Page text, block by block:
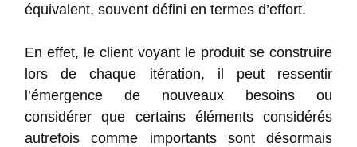
équivalent, souvent défini en termes d’effort.
En effet, le client voyant le produit se construire
lors de chaque itération, il peut ressentir
l’émergence de nouveaux besoins ou
considérer que certains éléments considérés
autrefois comme importants sont désormais